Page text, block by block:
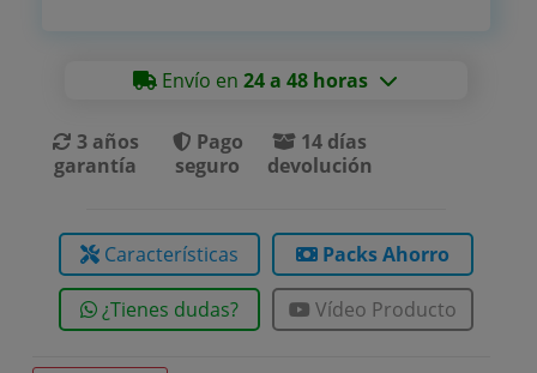
Envío en24 a 48 horas
3 años
garantía
Pago
seguro
14 días
devolución
Características Packs Ahorro
¿Tienes dudas? Vídeo Producto